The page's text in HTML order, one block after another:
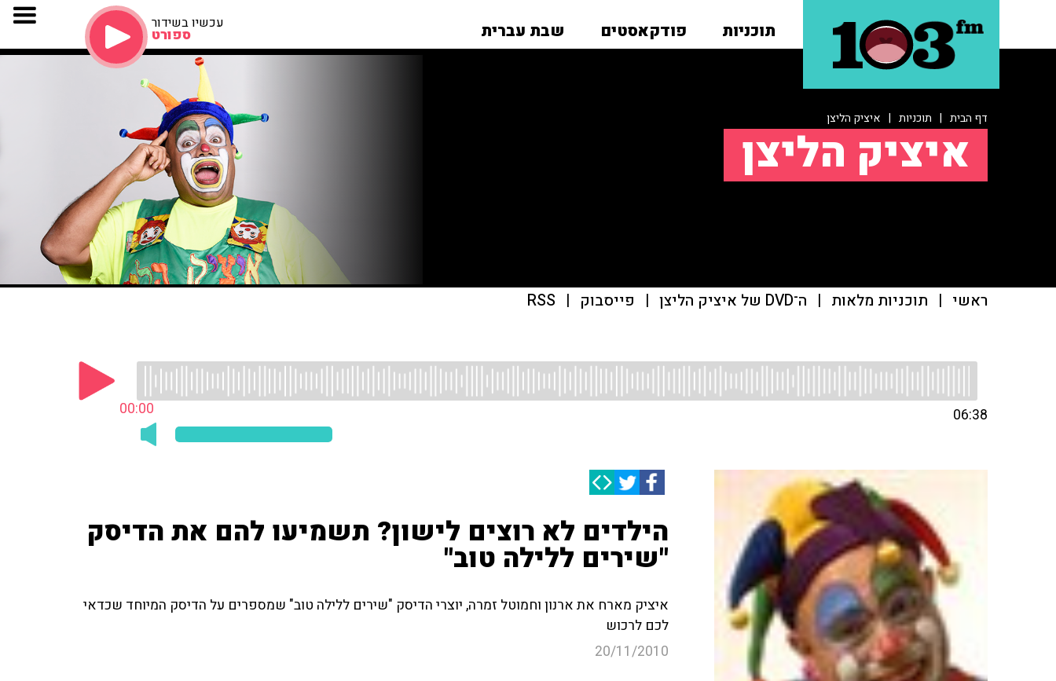
תוכניות פודקאסטים שבת עברית עכשיו בשידור
ספורט
דף הבית | תוכניות | איציק הליצן
איציק הליצן
ראשי | תוכניות מלאות | ה־DVD של איציק הליצן | פייסבוק |
RSS
00:00 06:38
הילדים לא רוצים לישון? תשמיעו להם את הדיסק
"שירים ללילה טוב"
איציק מארח את ארנון וחמוטל זמרה, יוצרי הדיסק "שירים ללילה טוב" שמספרים על הדיסק המיוחד שכדאי
לכם לרכוש
20/11/2010